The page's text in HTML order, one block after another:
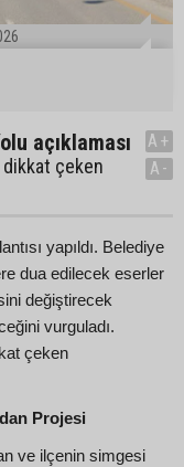
açıklaması
dikkat çeken
A+
A-
yapıldı. Belediye
dua edilecek eserler
değiştirecek
vurguladı.
çeken
Projesi
ve ilçenin simgesi